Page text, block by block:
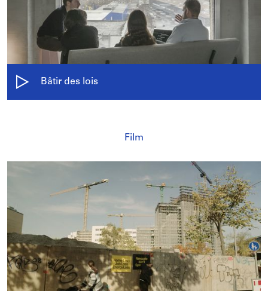
Bâtir des lois
Film